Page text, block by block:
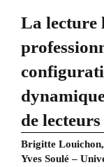
La lecture
de lecteurs
Brigitte
Yves Soulé –